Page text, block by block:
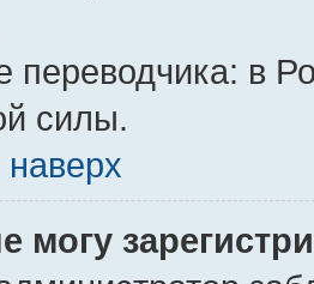
переводчика: в
силы.
наверх
могу